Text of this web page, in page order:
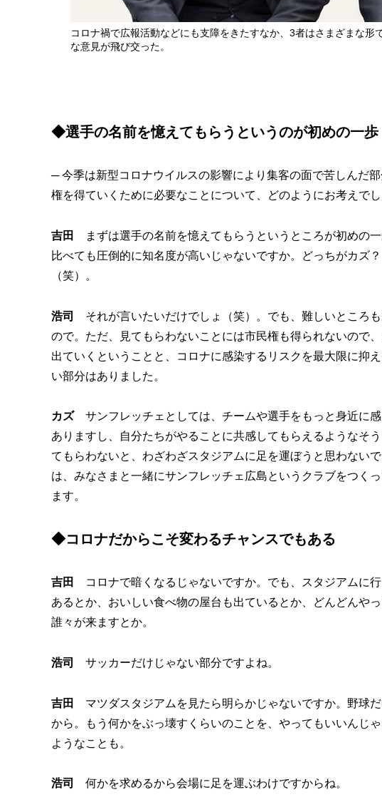
コロナ禍で広報活動などにも支障をきたすなか、3者はさまざまな
な意見が飛び交った。
◆選手の名前を憶えてもらうというのが初めの一歩
─ 今季は新型コロナウイルスの影響により集客の面で苦しんだ
権を得ていくために必要なことについて、どのようにお考えでし
吉田
まずは選手の名前を憶えてもらうというところが初めの
比べても圧倒的に知名度が高いじゃないですか。どっちがカ
（笑）。
浩司
それが言いたいだけでしょ（笑）。でも、難しいところ
ので。ただ、見てもらわないことには市民権も得られないので
出ていくということと、コロナに感染するリスクを最大限に抑
い部分はありました。
カズサンフレッチェとしては、チームや選手をもっと身近に
ありますし、自分たちがやることに共感してもらえるようなそ
てもらわないと、わざわざスタジアムに足を運ぼうと思わない
は、みなさまと一緒にサンフレッチェ広島というクラブをつく
ます。
◆コロナだからこそ変わるチャンスでもある
吉田
コロナで暗くなるじゃないですか。でも、スタジアムに
あるとか、おいしい食べ物の屋台も出ているとか、どんどんや
誰々が来ますとか。
浩司 サッカーだけじゃない部分ですよね。
吉田
マツダスタジアムを見たら明らかじゃないですか。野球
から。もう何かをぶっ壊すくらいのことを、やってもいいんじ
ようなことも。
浩司 何かを求めるから会場に足を運ぶわけですからね。